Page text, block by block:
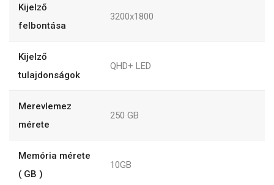
Kijelző
felbontása
3200x1800
Kijelző
tulajdonságok
QHD+ LED
Merevlemez
mérete
250 GB
Memória mérete
( GB )
10GB